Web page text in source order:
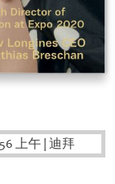
上午 迪拜